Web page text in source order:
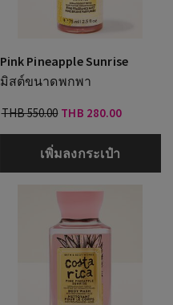
Pink Pineapple Sunrise
มิสต์ขนาดพกพา
THB 550.00 THB 280.00
เพิ่มลงกระเป๋า